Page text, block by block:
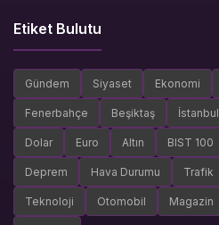
Etiket Bulutu
Gündem Siyaset Ekonomi
Fenerbahçe Beşiktaş İstanbul
Dolar Euro Altın BIST 100
Deprem Hava Durumu Trafik
Teknoloji Otomobil Magazin